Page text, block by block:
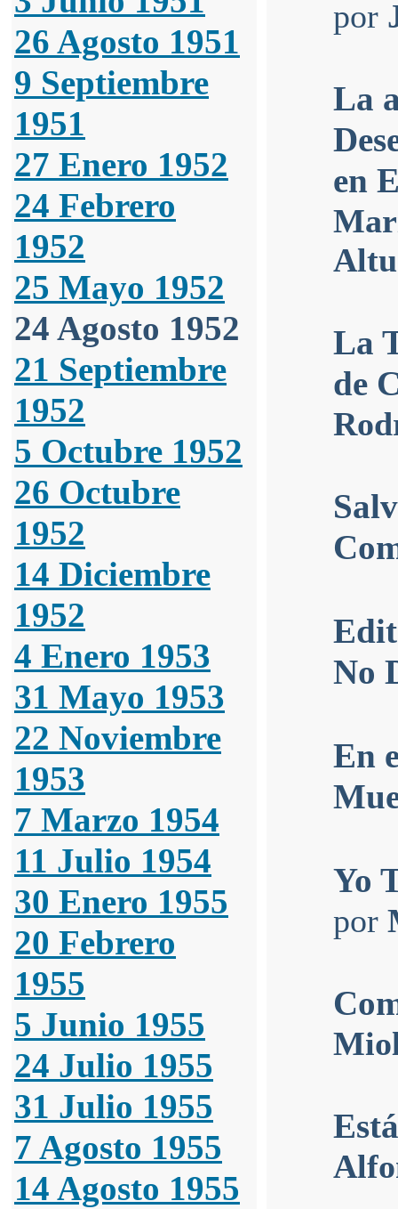
26 Agosto 1951
9 Septiembre
1951
27 Enero 1952
24 Febrero
1952
25 Mayo 1952
24 Agosto 1952
21 Septiembre
1952
5 Octubre 1952
26 Octubre
1952
14 Diciembre
1952
4 Enero 1953
31 Mayo 1953
22 Noviembre
1953
7 Marzo 1954
11 Julio 1954
30 Enero 1955
20 Febrero
1955
5 Junio 1955
24 Julio 1955
31 Julio 1955
7 Agosto 1955
14 Agosto 1955
por
La
en
La
de
No
En
Yo
por